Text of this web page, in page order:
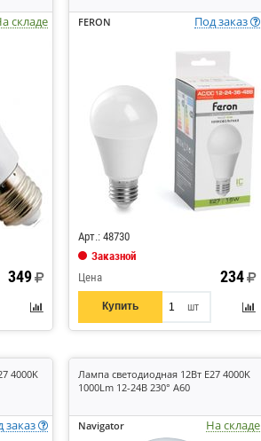
складе
349
FERON Под заказ
Код: 868709
Арт.: 48730
Заказной
Цена
234
Купить шт
4000K
заказ
Лампа светодиодная 12Вт E27 4000K
1000Lm 12-24В 230° A60
Navigator На складе